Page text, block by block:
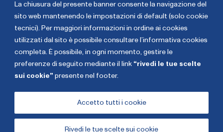
La chiusura del presente banner consente la navigazione del
sito web mantenendo le impostazioni di default (solo cookie
tecnici). Per maggiori informazioni in ordine ai cookies
utilizzati dal sito è possibile consultare l’informativa cookies
completa. È possibile, in ogni momento, gestire le
preferenze di seguito mediante il link “rivedi le tue scelte
sui cookie” presente nel footer.
Rivedi le tue scelte sui cookie
Accetto tutti i cookie
Bocconi di Milano.
Grammenos
Mastrojeni
Francesca
Mazzarella
2026